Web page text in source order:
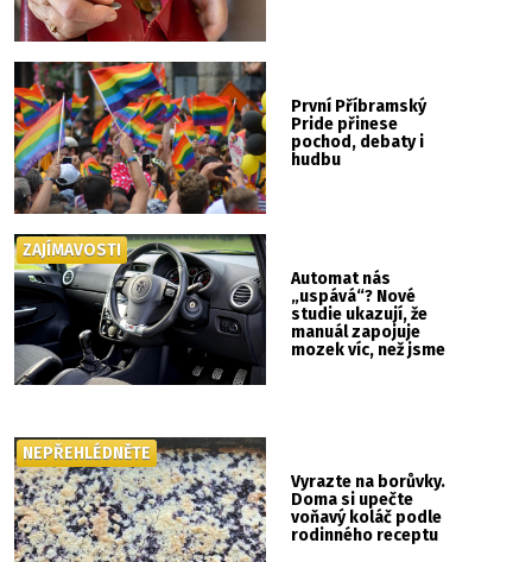
První Příbramský
Pride přinese
pochod, debaty i
hudbu
Automat nás
„uspává“? Nové
studie ukazují, že
manuál zapojuje
mozek víc, než jsme
ZAJÍMAVOSTI
Vyrazte na borůvky.
Doma si upečte
voňavý koláč podle
rodinného receptu
NEPŘEHLÉDNĚTE